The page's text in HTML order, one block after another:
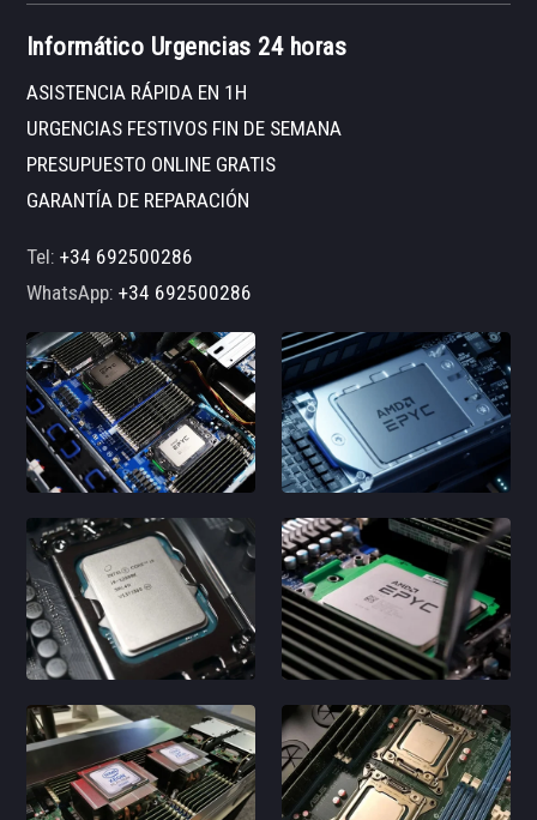
Informático Urgencias 24 horas
ASISTENCIA RÁPIDA EN 1H
URGENCIAS FESTIVOS FIN DE SEMANA
PRESUPUESTO ONLINE GRATIS
GARANTÍA DE REPARACIÓN
Tel:+34 692500286
WhatsApp:+34 692500286